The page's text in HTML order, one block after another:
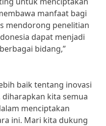
manfaat bagi
mendorong penelitian
dapat menjadi
bidang,”
baik tentang inovasi
kita semua
menciptakan
ini. Mari kita dukung